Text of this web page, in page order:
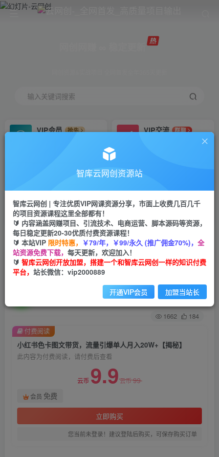
输入关键词搜索
VIP会员
抢先
VIP交流
群聊
研究探讨更多创业项目路子。
会员专属推广链接
网赚网创 项目
365天稳定跟新
APP下载
GO
首页 创业课程 会员免费 正文
小红书色卡图文带货，流量引爆单人月入20W+
【揭秘】
关注 私信
1662 184
小红书色卡图文带货，流量引爆单人月入20W+【揭秘】
此内容为付费阅读，请付费后查看
云币 9.9云币99
会员 免费
立即购买
您当前未登录！建议登陆后购买，可保存购买订单
付费阅读
智库云网创资源站
智库云网创 | 专注优质VIP网课资源分享，市面上收费几百几千
的项目资源课程这里全部都有！
🔰 内容涵盖网赚项目、引流技术、电商运营、脚本源码等资源，
每日稳定更新20-30优质付费资源课程！
🔰 本站VIP 限时特惠， ￥79/年，￥99/永久 (推广佣金70%)， 全
站资源免费下载， 每天更新，欢迎加入！
🔰 智库云网创开放加盟，搭建一个和智库云网创一样的知识付费
平台， 站长微信：vip2000889
开通VIP会员 加盟当站长